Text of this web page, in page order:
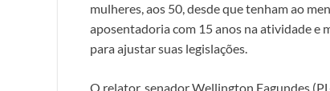
mulheres, aos 50, desde que tenham ao
aposentadoria com 15 anos na atividade e
para ajustar suas legislações.
O relator, senador Wellington Fagundes